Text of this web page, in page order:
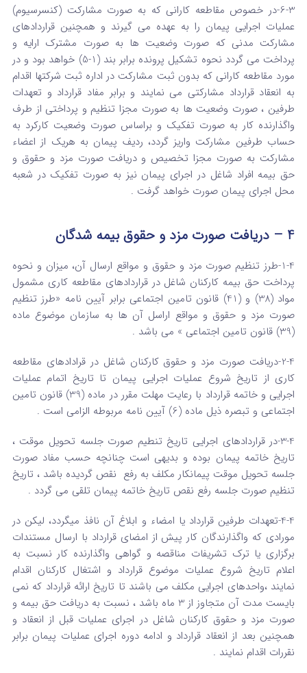
6-3-در خصوص مقاطعه کارانی که به صورت مشارکت (کنسرسیوم)
عملیات اجرایی پیمان را به عهده می گیرند و همچنین قراردادهای
مشارکت مدنی که صورت وضعیت ها به صورت مشترک ارایه و
پرداخت می گردد نحوه تشکیل پرونده برابر بند (1-5) خواهد بود و در
مورد مقاطعه کارانی که بدون ثبت مشارکت در اداره ثبت شرکتها اقدام
به انعقاد قرارداد مشارکتی می نمایند و برابر مفاد قرارداد و تعهدات
طرفین ، صورت وضعیت ها به صورت مجزا تنظیم و پرداختی از طرف
واگذارنده کار به صورت تفکیک و براساس صورت وضعیت کارکرد به
حساب طرفین مشارکت واریز گردد، ردیف پیمان به هریک از اعضاء
مشارکت به صورت مجزا تخصیص و دریافت صورت مزد و حقوق و
حق بیمه افراد شاغل در اجرای پیمان نیز به صورت تفکیک در شعبه
محل اجرای پیمان صورت خواهد گرفت .
4 – دریافت صورت مزد و حقوق بیمه شدگان
1-4-طرز تنظیم صورت مزد و حقوق و مواقع ارسال آن، میزان و نحوه
پرداخت حق بیمه کارکنان شاغل در قراردادهای مقاطعه کاری مشمول
مواد (38) و (41) قانون تامین اجتماعی برابر آیین نامه «طرز تنظیم
صورت مزد و حقوق و مواقع اراسل آن ها به سازمان موضوع ماده
(39) قانون تامین اجتماعی » می باشد .
2-4-دریافت صورت مزد و حقوق کارکنان شاغل در قرادادهای مقاطعه
کاری از تاریخ شروع عملیات اجرایی پیمان تا تاریخ اتمام عملیات
اجرایی و خاتمه قرارداد با رعایت مهلت مقرر در ماده (39) قانون تامین
اجتماعی و تبصره ذیل ماده (6) آیین نامه مربوطه الزامی است .
3-4-در قراردادهای اجرایی تاریخ تنطیم صورت جلسه تحویل موقت ،
تاریخ خاتمه پیمان بوده و بدیهی است چنانچه حسب مفاد صورت
جلسه تحویل موقت پیمانکار مکلف به رفع نقص گردیده باشد ، تاریخ
تنظیم صورت جلسه رفع نقص تاریخ خاتمه پیمان تلقی می گردد .
4-4-تعهدات طرفین قرارداد یا امضاء و ابلاغ آن نافذ میگردد، لیکن در
مورادی که واگذارندگان کار پیش از امضای قرارداد با ارسال مستندات
برگزاری یا ترک تشریفات مناقصه و گواهی واگذارنده کار نسبت به
اعلام تاریخ شروع عملیات موضوع قرارداد و اشتغال کارکنان اقدام
نمایند ،واحدهای اجرایی مکلف می باشند تا تاریخ ارائه قرارداد که نمی
بایست مدت آن متجاوز از 3 ماه باشد ، نسبت به دریافت حق بیمه و
صورت مزد و حقوق کارکنان شاغل در اجرای عملیات قبل از انعقاد و
همچنین بعد از انعقاد قرارداد و ادامه دوره اجرای عملیات پیمان برابر
نقررات اقدام نمایند .